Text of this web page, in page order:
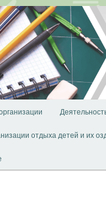
отдыха детей и их